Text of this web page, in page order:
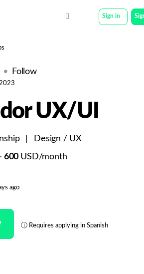
Sign in
Follow
UX/UI
Design / UX
600 USD/month
ago
ⓘ Requires applying in Spanish